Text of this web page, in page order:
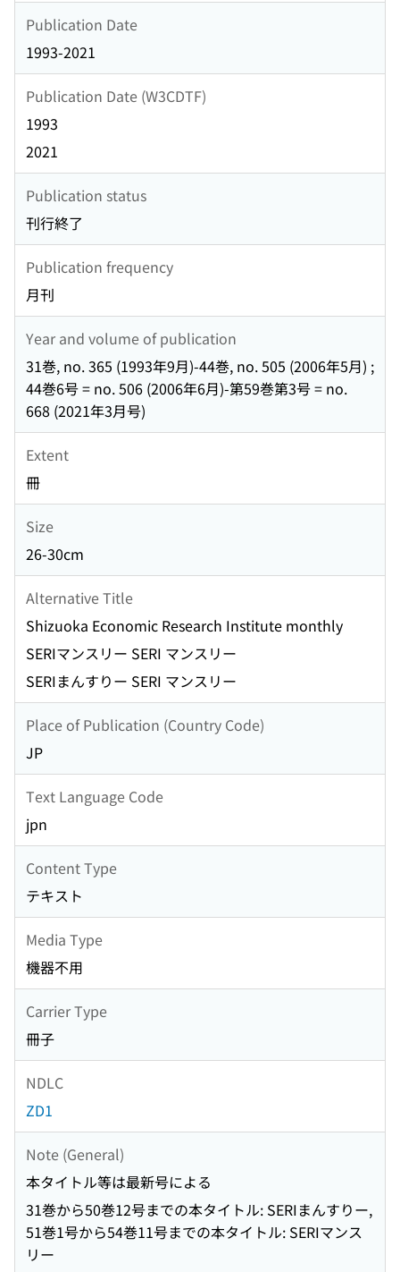
Publication Date
1993-2021
Publication Date (W3CDTF)
1993
2021
Publication status
刊行終了
Publication frequency
月刊
Year and volume of publication
31巻, no. 365 (1993年9月)-44巻, no. 505 (2006年5月) ;
44巻6号 = no. 506 (2006年6月)-第59巻第3号 = no.
668 (2021年3月号)
Extent
冊
Size
26-30cm
Alternative Title
Shizuoka Economic Research Institute monthly
SERIマンスリー SERI マンスリー
SERIまんすりー SERI マンスリー
Place of Publication (Country Code)
JP
Text Language Code
jpn
Content Type
テキスト
Media Type
機器不用
Carrier Type
冊子
NDLC
ZD1
Note (General)
本タイトル等は最新号による
31巻から50巻12号までの本タイトル: SERIまんすりー,
51巻1号から54巻11号までの本タイトル: SERIマンス
リー